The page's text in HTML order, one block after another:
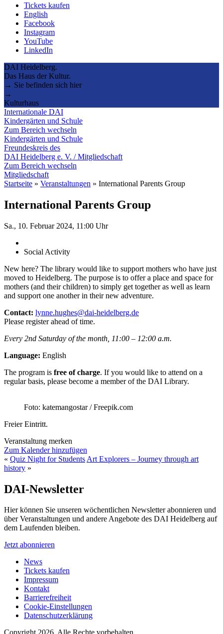
Tickets kaufen
English
Facebook
Instagram
YouTube
LinkedIn
DAI Heidelberg.
Das Haus der Kultur.
→ Sie befinden sich hier
→
Kulturhaus
Internationale DAI
Kindergärten und Schule
Zum Bereich wechseln
Kindergärten und Schule
Freundeskreis des
DAI Heidelberg e. V. / Mitgliedschaft
Zum Bereich wechseln
Mitgliedschaft
Startseite » Veranstaltungen » International Parents Group
International Parents Group
Sa., 10. Februar 2024, 11:00 Uhr
Social Activity
New here? The library would like to support mothers who have just
moved to Heidelberg. The purpose is to offer a place and space for
mothers (and their children) to simply get together as well as learn
and support one another in their new adventure.
Contact: lynne.hughes@dai-heidelberg.de
Please register ahead of time.
Every 2nd Saturday of the month, 11:00 – 12:00 a.m.
Language: English
The program is free of charge. If you would like to attend on a
regular basis, please become a member of the DAI Library.
Foto: katemangostar / Freepik.com
Freier Eintritt.
Veranstaltung merken
Zum Kalender hinzufügen
« Quiz Night for Students Art Explorers – Journey through art
history »
DAI-Newsletter
Hier können Sie unseren wöchentlichen Newsletter abonnieren und
über Veranstaltungen und andere Angebote des DAI Heidelberg auf
dem Laufenden bleiben.
Jetzt abonnieren
News
Tickets kaufen
Impressum
Kontakt
Barrierefreiheit
Cookie-Einstellungen
Datenschutzerklärung